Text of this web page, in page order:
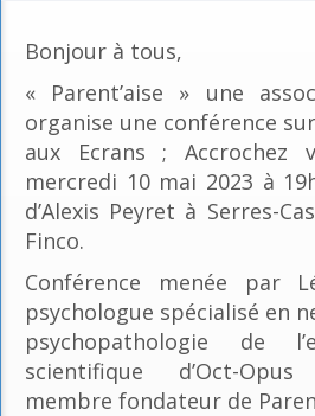
Bonjour à tous,
« Parent’aise » une
organise une conférence
aux Ecrans ; Accrochez
mercredi 10 mai 2023 à
d’Alexis Peyret à Serres-
Finco.
Conférence menée par
psychologue spécialisé en
psychopathologie de
scientifique d’Oct-
membre fondateur de